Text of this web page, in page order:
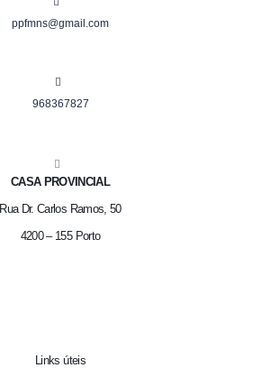
ppfmns@gmail.com
968367827
CASA PROVINCIAL
Rua Dr. Carlos Ramos, 50
4200 – 155 Porto
Links úteis